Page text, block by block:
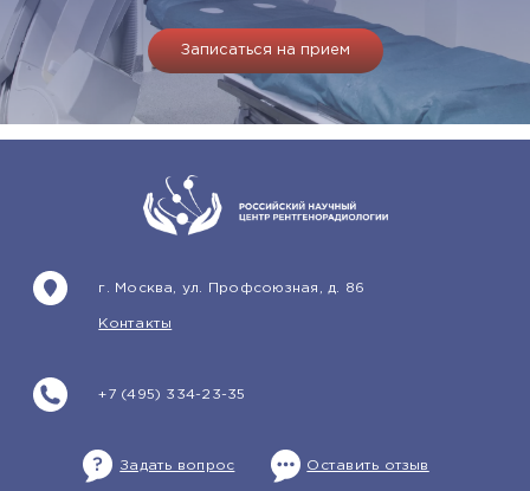
Записаться на прием
+7 (495) 334-23-35
г. Москва, ул. Профсоюзная, д. 86
Контакты
Задать вопрос Оставить отзыв